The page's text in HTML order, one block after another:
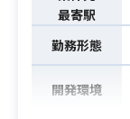
最寄駅
勤務形態
開発環境